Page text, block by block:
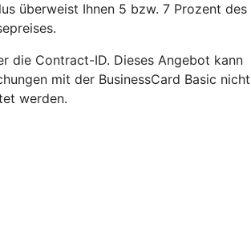
überweist Ihnen 5 bzw. 7 Prozent des
die Contract-ID. Dieses Angebot kann
mit der BusinessCard Basic nicht
werden.